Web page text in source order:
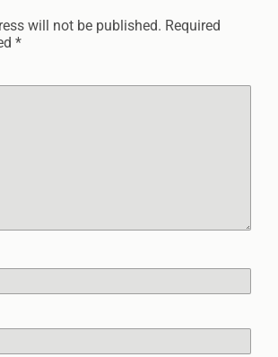
will not be published. Required
*